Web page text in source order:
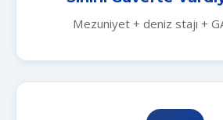
Mezuniyet + deniz stajı +